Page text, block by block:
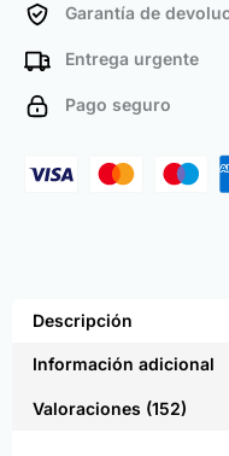
Garantía de
Entrega urgente
Pago seguro
Descripción
Información adicional
Valoraciones (152)